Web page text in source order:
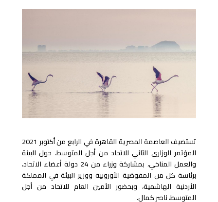
تستضيف العاصمة المصرية القاهرة في الرابع من أكتوبر 2021
المؤتمر الوزاري الثاني للاتحاد من أجل المتوسط، حول البيئة
والعمل المناخي، بمشاركة وزراء من 24 دولة أعضاء الاتحاد،
برئاسة كل من المفوضية الأوروبية ووزير البيئة في المملكة
الأردنية الهاشمية، وبحضور الأمين العام للاتحاد من أجل
المتوسط، ناصر كمال.